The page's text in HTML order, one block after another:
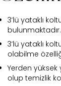
3’lü yataklı
bulunmaktadır.
3’lü yataklı
olabilme
Yerden yüksek
olup temizlik